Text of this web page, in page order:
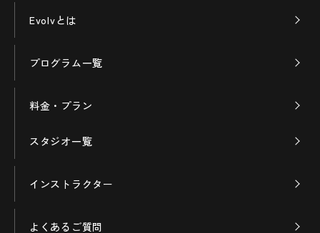
Evolvとは
プログラム一覧
料金・プラン
スタジオ一覧
インストラクター
よくあるご質問